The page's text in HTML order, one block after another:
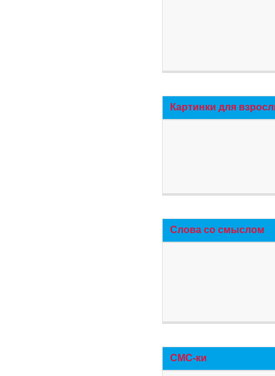
Картинки для
Слова со смыслом
СМС-ки